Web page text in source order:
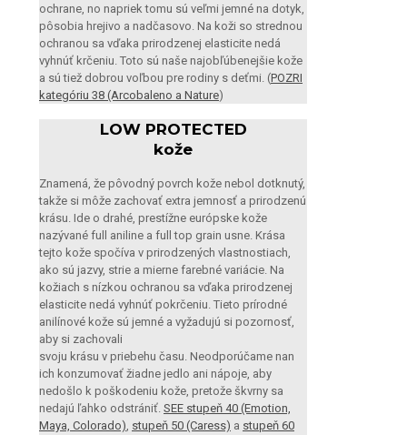
ochrane, no napriek tomu sú veľmi jemné na dotyk,
pôsobia hrejivo a nadčasovo. Na koži so strednou
ochranou sa vďaka prirodzenej elasticite nedá
vyhnúť krčeniu. Toto sú naše najobľúbenejšie kože
a sú tiež dobrou voľbou pre rodiny s deťmi. (POZRI
kategóriu 38 (Arcobaleno a Nature)
LOW PROTECTED
kože
Znamená, že pôvodný povrch kože nebol dotknutý,
takže si môže zachovať extra jemnosť a prirodzenú
krásu. Ide o drahé, prestížne európske kože
nazývané full aniline a full top grain usne. Krása
tejto kože spočíva v prirodzených vlastnostiach,
ako sú jazvy, strie a mierne farebné variácie. Na
kožiach s nízkou ochranou sa vďaka prirodzenej
elasticite nedá vyhnúť pokrčeniu. Tieto prírodné
anilínové kože sú jemné a vyžadujú si pozornosť,
aby si zachovali
svoju krásu v priebehu času. Neodporúčame nan
ich konzumovať žiadne jedlo ani nápoje, aby
nedošlo k poškodeniu kože, pretože škvrny sa
nedajú ľahko odstrániť. SEE stupeň 40 (Emotion,
Maya, Colorado), stupeň 50 (Caress) a stupeň 60